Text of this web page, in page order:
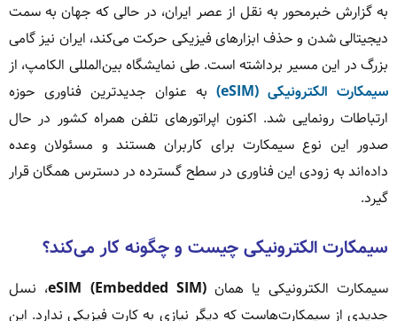
به گزارش خبرمحور به نقل از عصر ایران، در حالی که جهان به سمت
دیجیتالی شدن و حذف ابزارهای فیزیکی حرکت می‌کند، ایران نیز گامی
بزرگ در این مسیر برداشته است. طی نمایشگاه بین‌المللی الکامپ، از
سیمکارت الکترونیکی (eSIM)
به عنوان جدیدترین فناوری حوزه
ارتباطات رونمایی شد. اکنون اپراتورهای تلفن همراه کشور در حال
صدور این نوع سیمکارت برای کاربران هستند و مسئولان وعده
داده‌اند به زودی این فناوری در سطح گسترده در دسترس همگان قرار
گیرد.
سیمکارت الکترونیکی چیست و چگونه کار می‌کند؟
سیمکارت الکترونیکی یا همانeSIM (Embedded SIM)، نسل
جدیدی از سیمکارت‌هاست که دیگر نیازی به کارت فیزیکی ندارد. این